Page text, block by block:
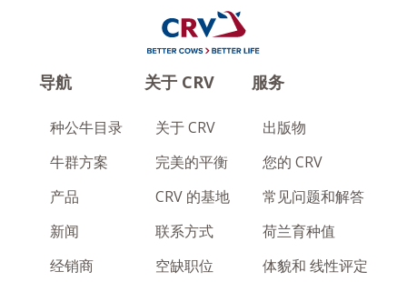
导航
种公牛目录
牛群方案
产品
新闻
经销商
关于 CRV
关于 CRV
完美的平衡
CRV 的基地
联系方式
空缺职位
服务
出版物
您的 CRV
常见问题和解答
荷兰育种值
体貌和 线性评定